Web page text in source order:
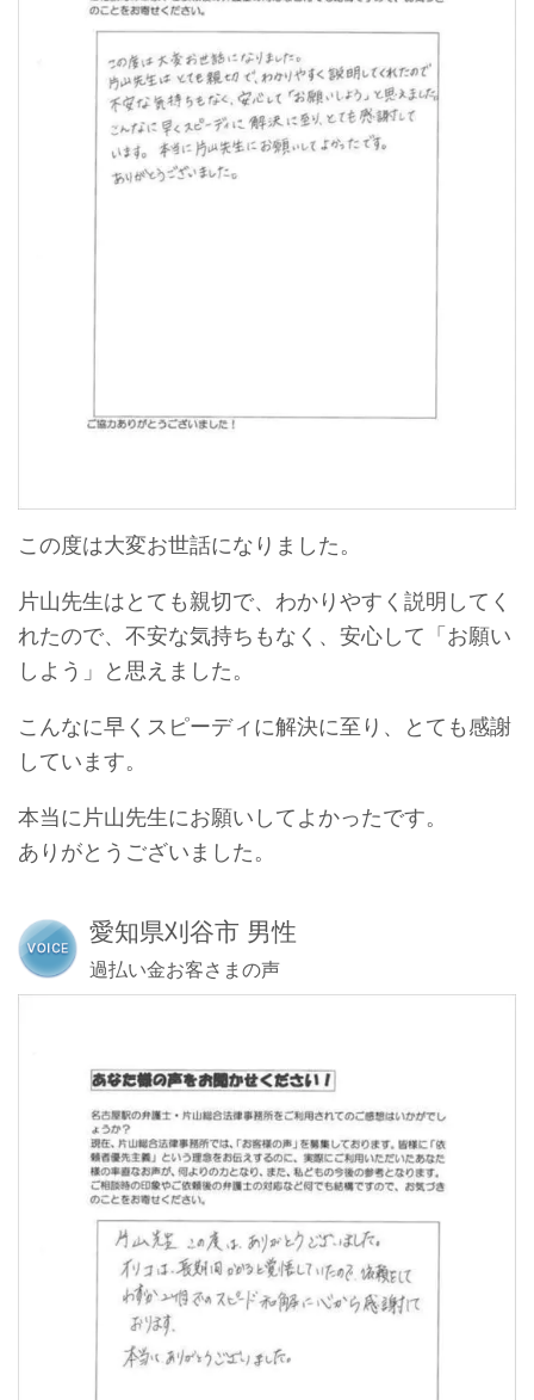
この度は大変お世話になりました。
片山先生はとても親切で、わかりやすく説明してく
れたので、不安な気持ちもなく、安心して「お願い
しよう」と思えました。
こんなに早くスピーディに解決に至り、とても感謝
しています。
本当に片山先生にお願いしてよかったです。
ありがとうございました。
愛知県刈谷市 男性
過払い金お客さまの声